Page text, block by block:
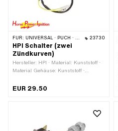
FÜR: UNIVERSAL · PUCH · SACHS · PONY / CILO (BETA 521 & 512) · PIAGGIO · ZÜNDAPP BELMONDO 23730
HPI Schalter (zwei
Zündkurven)
Hersteller: HPI · Material: Kunststoff ·
Material Gehäuse: Kunststoff ·
Funktionen: Licht aus · Funktionen:
EUR 29.50